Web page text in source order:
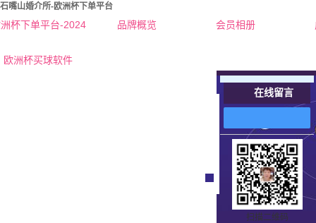
石嘴山婚介所-欧洲杯下单平台
杯下单平台-2024
欧洲杯买球软件
品牌概览 会员相册
在线留言
扫描二维码